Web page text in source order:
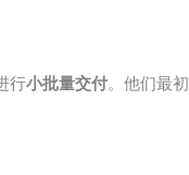
行小批量交付。他们最初